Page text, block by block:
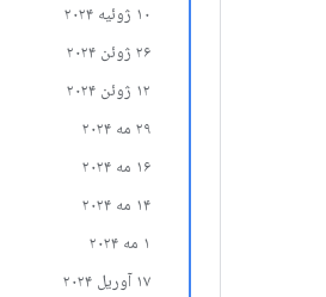
۱۰ ژوئیه ۲۰۲۴
۲۶ ژوئن ۲۰۲۴
۱۲ ژوئن ۲۰۲۴
۲۹ مه ۲۰۲۴
۱۶ مه ۲۰۲۴
۱۴ مه ۲۰۲۴
۱ مه ۲۰۲۴
۱۷ آوریل ۲۰۲۴